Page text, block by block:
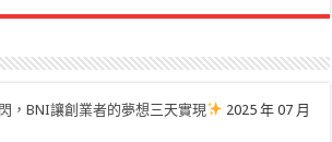
，BNI讓創業者的夢想三天實現
2025 年 07 月